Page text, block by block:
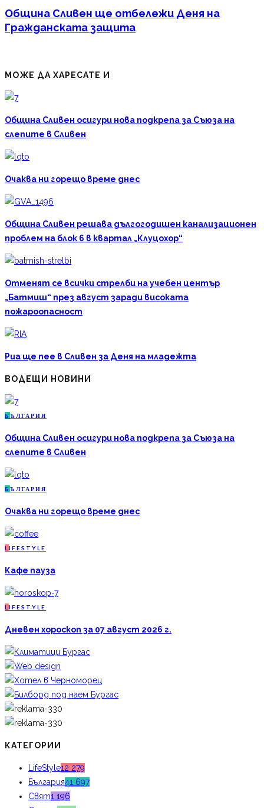
Община Сливен ще отбележи Деня на
Гражданската защита
МОЖЕ ДА ХАРЕСАТЕ И
Община Сливен осигури нова подкрепа за Съюза на
слепите в Сливен
Очаква ни горещо време днес
Община Сливен решава дългогодишен канализационен
проблем на блок 6 в квартал „Клуцохор“
Отменят се всички стрелби на учебен център
„Батмиш“ през август заради високата
пожароопасност
Риа ще пее в Сливен за Деня на младежта
ВОДЕЩИ НОВИНИ
Б ЪЛГАРИЯ
Община Сливен осигури нова подкрепа за Съюза на
слепите в Сливен
Б ЪЛГАРИЯ
Очаква ни горещо време днес
L IFESTYLE
Кафе пауза
L IFESTYLE
Дневен хороскоп за 07 август 2026 г.
КАТЕГОРИИ
LifeStyle12 279
България41 697
Свят1 196